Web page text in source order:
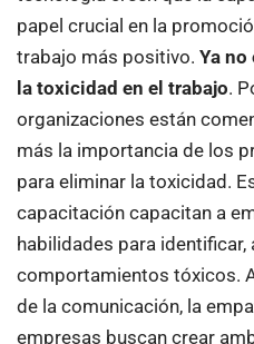
papel crucial en la
trabajo más positivo. Ya
la toxicidad en el trabajo.
organizaciones están
más la importancia de los
para eliminar la toxicidad.
capacitación capacitan a
habilidades para identificar,
comportamientos tóxicos.
de la comunicación, la
empresas buscan crear